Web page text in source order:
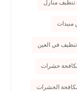
منازل
في العين
حشرات
الحشرات